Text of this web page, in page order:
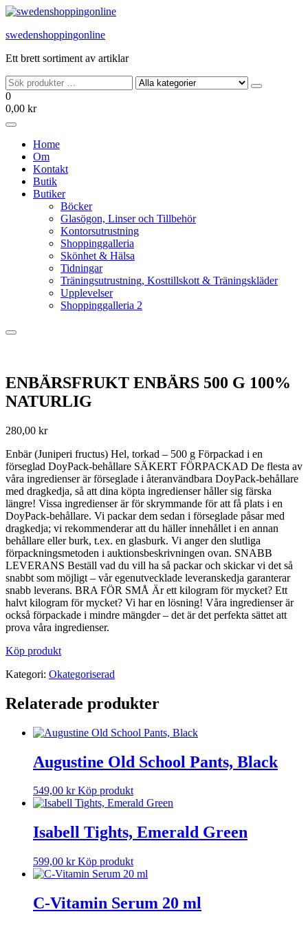
Hoppa
innehållet
swedenshoppingonline
Ett brett sortiment av artiklar
0
0,00 kr
Home
Om
Kontakt
Butik
Butiker
Böcker
Glasögon, Linser och Tillbehör
Kontorsutrustning
Shoppinggalleria
Skönhet & Hälsa
Tidningar
Träningsutrustning, Kosttillskott & Träningskläder
Upplevelser
Shoppinggalleria 2
ENBÄRSFRUKT ENBÄRS 500 G 100%
NATURLIG
280,00 kr
Enbär (Juniperi fructus) Hel, torkad – 500 g Förpackad i en
förseglad DoyPack-behållare SÄKERT FÖRPACKAD De flesta av
våra ingredienser är förseglade i återanvändbara DoyPack-behållare
med dragkedja, så att dina köpta ingredienser håller sig färska
längre! Vissa ingredienser är för skrymmande för att få plats i en
DoyPack-behållare. Vi packar dem sedan i förseglade påsar med
dragkedja; vi rekommenderar att du häller innehållet i en annan
behållare eller burk, t.ex. en glasburk. Vi anger den slutliga
förpackningsmetoden i auktionsbeskrivningen ovan. SNABB
LEVERANS Beställ vad du vill ha så packar och skickar vi det så
snabbt som möjligt – vår egenutvecklade leveranskedja garanterar
snabb leverans. BRA FÖR SMÅ Är ett kilogram för mycket? Ett
halvt kilogram för mycket? Vi har en lösning! Våra ingredienser är
också förpackade i mindre mängder – det är det perfekta sättet att
prova våra ingredienser.
Köp produkt
Kategori: Okategoriserad
Relaterade produkter
Augustine Old School Pants, Black
549,00 kr Köp produkt
Isabell Tights, Emerald Green
599,00 kr Köp produkt
C-Vitamin Serum 20 ml